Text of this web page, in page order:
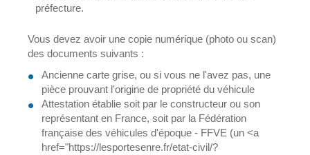
préfecture.
Vous devez avoir une copie numérique (photo ou scan)
des documents suivants :
Ancienne carte grise, ou si vous ne l'avez pas, une
pièce prouvant l'origine de propriété du véhicule
Attestation établie soit par le constructeur ou son
représentant en France, soit par la Fédération
française des véhicules d'époque - FFVE (un <a
href="https://lesportesenre.fr/etat-civil/?